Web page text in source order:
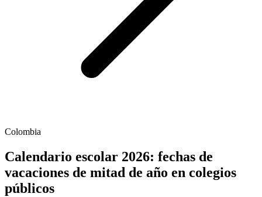
Colombia
Calendario escolar 2026: fechas de
vacaciones de mitad de año en colegios
públicos